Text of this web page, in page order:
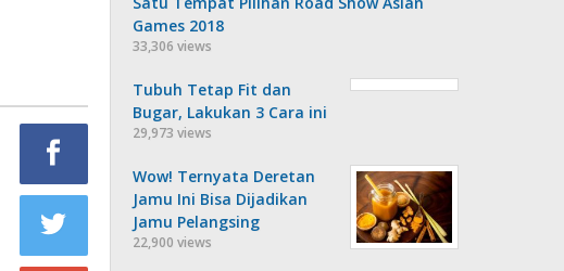
Games 2018
33,306 views
Tubuh Tetap Fit dan
Bugar, Lakukan 3 Cara ini
29,973 views
Wow! Ternyata Deretan
Jamu Ini Bisa Dijadikan
Jamu Pelangsing
22,900 views